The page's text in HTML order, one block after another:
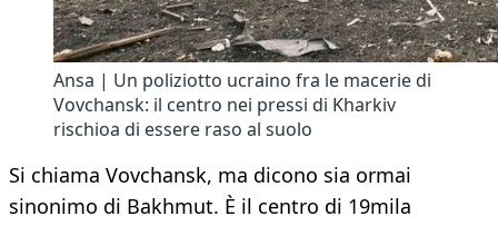
Ansa | Un poliziotto ucraino fra le macerie di
Vovchansk: il centro nei pressi di Kharkiv
rischioa di essere raso al suolo
Si chiama Vovchansk, ma dicono sia ormai
sinonimo di Bakhmut. È il centro di 19mila